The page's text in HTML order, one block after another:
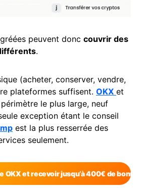
peuvent donc couvrir des
.
(acheter, conserver, vendre,
plateformes suffisent. OKX et
le plus large, neuf
exception étant le conseil
est la plus resserrée des
seulement.
OKX et recevoir jusqu’à 400€ de bonus